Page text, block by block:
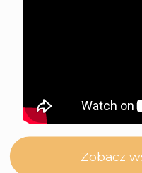
Zobacz